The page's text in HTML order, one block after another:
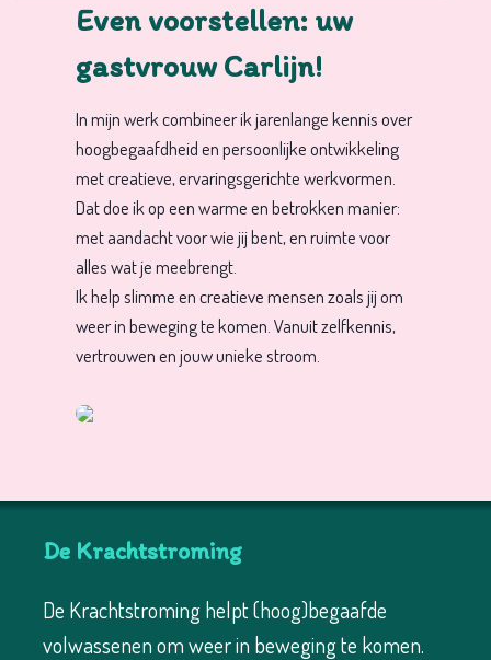
Even voorstellen: uw
gastvrouw Carlijn!
In mijn werk combineer ik jarenlange kennis over
hoogbegaafdheid en persoonlijke ontwikkeling
met creatieve, ervaringsgerichte werkvormen.
Dat doe ik op een warme en betrokken manier:
met aandacht voor wie jij bent, en ruimte voor
alles wat je meebrengt.
Ik help slimme en creatieve mensen zoals jij om
weer in beweging te komen. Vanuit zelfkennis,
vertrouwen en jouw unieke stroom.
De Krachtstroming
De Krachtstroming helpt (hoog)begaafde
volwassenen om weer in beweging te komen.